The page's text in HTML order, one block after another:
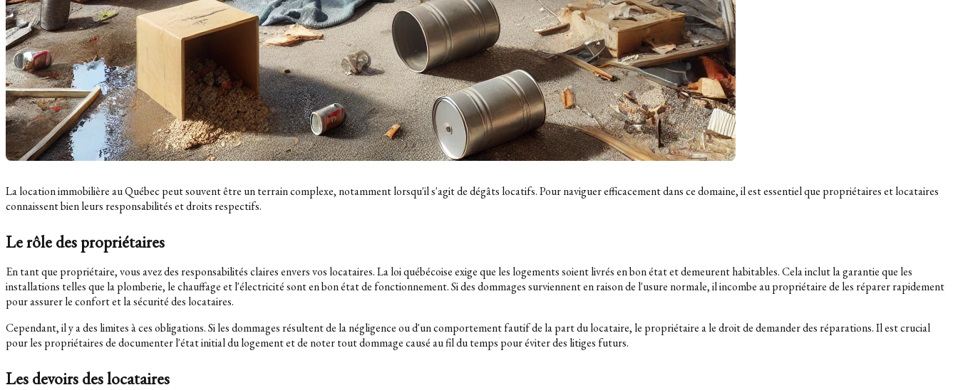
La location immobilière au Québec peut souvent être un terrain complexe, notamment lorsqu'il s'agit de dégâts locatifs. Pour naviguer efficacement dans ce domaine, il est essentiel que propriétaires et locataires
connaissent bien leurs responsabilités et droits respectifs.
Le rôle des propriétaires
En tant que propriétaire, vous avez des responsabilités claires envers vos locataires. La loi québécoise exige que les logements soient livrés en bon état et demeurent habitables. Cela inclut la garantie que les
installations telles que la plomberie, le chauffage et l'électricité sont en bon état de fonctionnement. Si des dommages surviennent en raison de l'usure normale, il incombe au propriétaire de les réparer rapidement
pour assurer le confort et la sécurité des locataires.
Cependant, il y a des limites à ces obligations. Si les dommages résultent de la négligence ou d'un comportement fautif de la part du locataire, le propriétaire a le droit de demander des réparations. Il est crucial
pour les propriétaires de documenter l'état initial du logement et de noter tout dommage causé au fil du temps pour éviter des litiges futurs.
Les devoirs des locataires